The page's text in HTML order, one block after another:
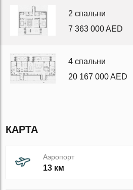
2 спальни
7 363 000 AED
4 спальни
20 167 000 AED
КАРТА
Аэропорт
13 км